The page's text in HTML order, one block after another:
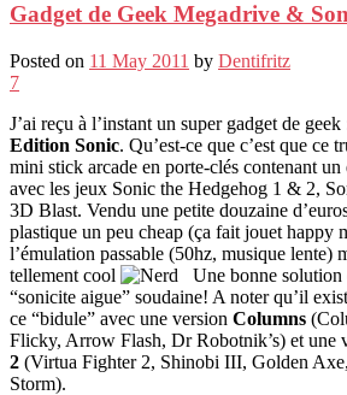
Gadget de Geek Megadrive &
Posted on 11 May 2011 by Dentifritz
7
J’ai reçu à l’instant un super gadget de geek
Edition Sonic. Qu’est-ce que c’est que ce
mini stick arcade en porte-clés contenant
avec les jeux Sonic the Hedgehog 1 & 2,
3D Blast. Vendu une petite douzaine
plastique un peu cheap (ça fait jouet happy
l’émulation passable (50hz, musique lente)
tellement cool
Une bonne solution
“sonicite aigue” soudaine! A noter qu’il
ce “bidule” avec une version Columns
Flicky, Arrow Flash, Dr Robotnik’s) et une
2 (Virtua Fighter 2, Shinobi III, Golden
Storm).